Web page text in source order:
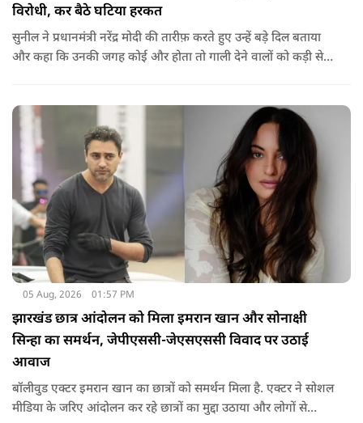
विरोधी, कर बैठे घटिया हरकत
सुनील ने प्रधानमंत्री नरेंद्र मोदी की तारीफ़ करते हुए उन्हें बड़े दिल बताया
और कहा कि उनकी जगह कोई और होता तो गाली देने वालों को कड़ी से
05 Aug, 2026 01:57 PM
झारखंड छात्र आंदोलन को मिला इमरान खान और सोनाक्षी
सिन्हा का समर्थन, जेपीएससी-जेएसएससी विवाद पर उठाई
आवाज
बॉलीवुड एक्टर इमरान खान का छात्रों को समर्थन मिला है. एक्टर ने सोशल
मीडिया के जरिए आंदोलन कर रहे छात्रों का मुद्दा उठाया और लोगों से